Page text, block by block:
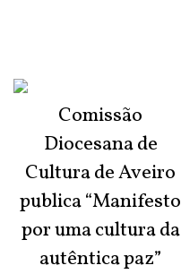
Comissão
Diocesana de
Cultura de Aveiro
publica “Manifesto
por uma cultura da
autêntica paz”